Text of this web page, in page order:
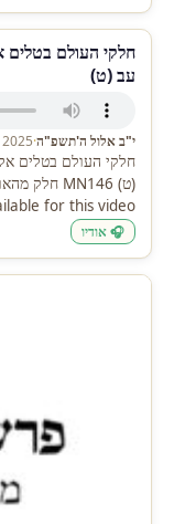
עב (ט)
י"ב אלול ה'תשפ"ה·
for this video.
🎧 אודיו